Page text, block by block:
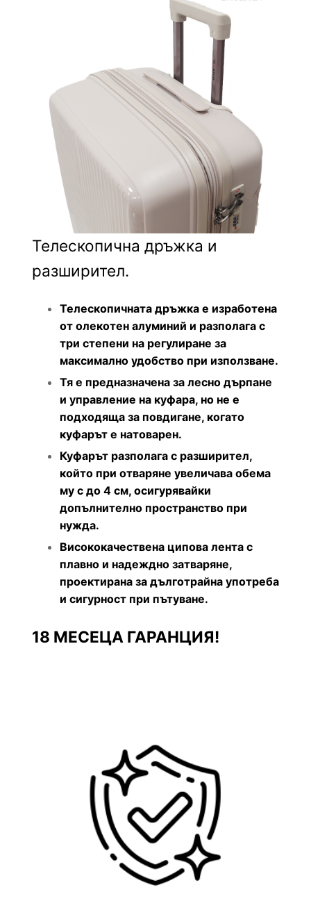
Телескопична дръжка и
разширител.
Телескопичната дръжка е изработена
от олекотен алуминий и разполага с
три степени на регулиране за
максимално удобство при използване.
Тя е предназначена за лесно дърпане
и управление на куфара, но не е
подходяща за повдигане, когато
куфарът е натоварен.
Куфарът разполага с разширител,
който при отваряне увеличава обема
му с до 4 см, осигурявайки
допълнително пространство при
нужда.
Висококачествена ципова лента с
плавно и надеждно затваряне,
проектирана за дълготрайна употреба
и сигурност при пътуване.
18 МЕСЕЦА ГАРАНЦИЯ!